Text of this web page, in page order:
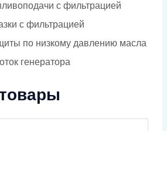
с фильтрацией
с фильтрацией
по низкому давлению масла
генератора